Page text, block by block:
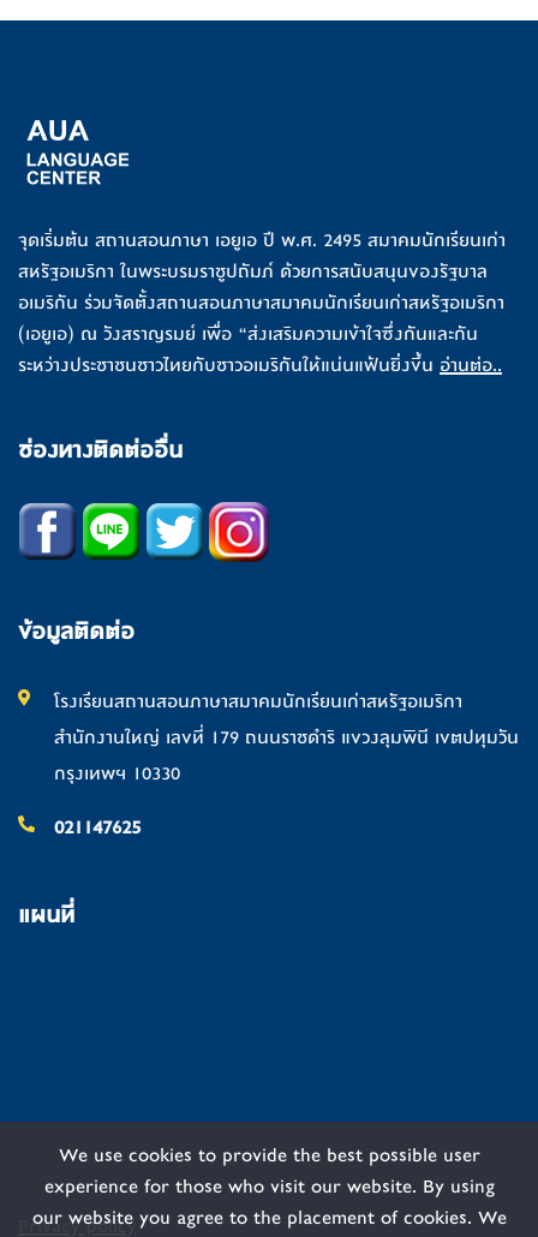
จุดเริ่มต้น สถานสอนภาษา เอยูเอ ปี พ.ศ. 2495 สมาคมนักเรียนเก่า
สหรัฐอเมริกา ในพระบรมราชูปถัมภ์ ด้วยการสนับสนุนของรัฐบาล
อเมริกัน ร่วมจัดตั้งสถานสอนภาษาสมาคมนักเรียนเก่าสหรัฐอเมริกา
(เอยูเอ) ณ วังสราญรมย์ เพื่อ “ส่งเสริมความเข้าใจซึ่งกันและกัน
ระหว่างประชาชนชาวไทยกับชาวอเมริกันให้แน่นแฟ้นยิ่งขึ้น อ่านต่อ..
ช่องทางติดต่ออื่น
ข้อมูลติดต่อ
โรงเรียนสถานสอนภาษาสมาคมนักเรียนเก่าสหรัฐอเมริกา
สำนักงานใหญ่ เลขที่ 179 ถนนราชดำริ แขวงลุมพินี เขตปทุมวัน
กรุงเทพฯ 10330
021147625
แผนที่
Privacy policy
We use cookies to provide the best possible user
experience for those who visit our website. By using
our website you agree to the placement of cookies. We